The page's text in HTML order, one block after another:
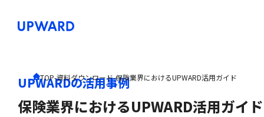
TOP-資料ダウンロード-保険業界におけるUPWARD活用ガイド
UPWARDの活用事例
保険業界におけるUPWARD活用ガイド